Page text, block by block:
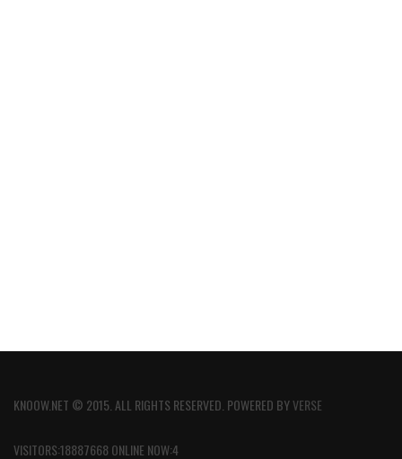
KNOOW.NET © 2015. ALL RIGHTS RESERVED. POWERED BYVERSE
VISITORS:18887668 ONLINE NOW:4